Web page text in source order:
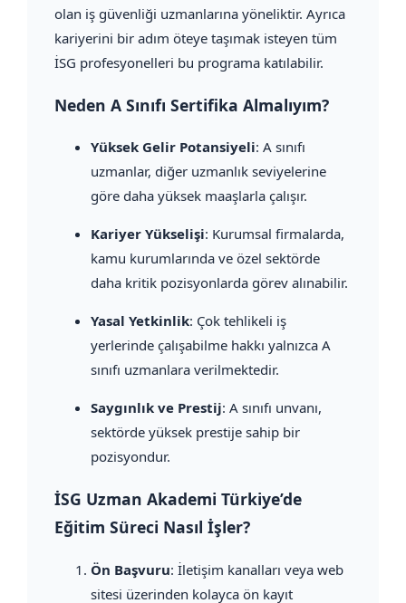
olan iş güvenliği uzmanlarına yöneliktir. Ayrıca
kariyerini bir adım öteye taşımak isteyen tüm
İSG profesyonelleri bu programa katılabilir.
Neden A Sınıfı Sertifika Almalıyım?
Yüksek Gelir Potansiyeli: A sınıfı
uzmanlar, diğer uzmanlık seviyelerine
göre daha yüksek maaşlarla çalışır.
Kariyer Yükselişi: Kurumsal firmalarda,
kamu kurumlarında ve özel sektörde
daha kritik pozisyonlarda görev alınabilir.
Yasal Yetkinlik: Çok tehlikeli iş
yerlerinde çalışabilme hakkı yalnızca A
sınıfı uzmanlara verilmektedir.
Saygınlık ve Prestij: A sınıfı unvanı,
sektörde yüksek prestije sahip bir
pozisyondur.
İSG Uzman Akademi Türkiye’de
Eğitim Süreci Nasıl İşler?
Ön Başvuru: İletişim kanalları veya web
sitesi üzerinden kolayca ön kayıt